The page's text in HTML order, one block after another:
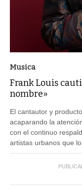
Musica
Frank Louis
nombre»
El cantautor y
acaparando la
con el continuo
artistas urbanos que